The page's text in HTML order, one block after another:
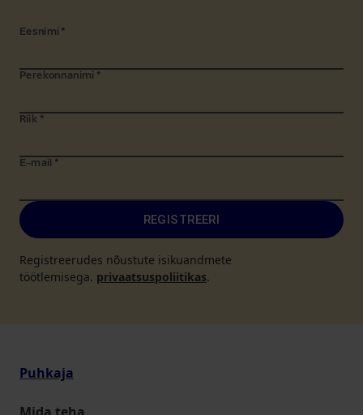
Eesnimi *
Perekonnanimi *
Riik *
E-mail *
REGISTREERI
Registreerudes nõustute isikuandmete
töötlemisega. privaatsuspoliitikas.
Puhkaja